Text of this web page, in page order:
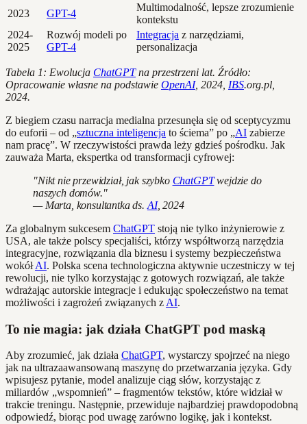
2023
GPT-4
Multimodalność, lepsze zrozumienie
kontekstu
2024-
2025
Rozwój modeli po
GPT-4
Integracja z narzędziami,
personalizacja
Tabela 1: Ewolucja ChatGPTna przestrzeni lat. Źródło:
Opracowanie własne na podstawie OpenAI, 2024, IBS.org.pl,
2024.
Z biegiem czasu narracja medialna przesunęła się od sceptycyzmu
do euforii – od „sztuczna inteligencja to ściema” po „AI zabierze
nam pracę”. W rzeczywistości prawda leży gdzieś pośrodku. Jak
zauważa Marta, ekspertka od transformacji cyfrowej:
"Nikt nie przewidział, jak szybko ChatGPTwejdzie do
naszych domów."
— Marta, konsultantka ds. AI, 2024
Za globalnym sukcesem ChatGPT stoją nie tylko inżynierowie z
USA, ale także polscy specjaliści, którzy współtworzą narzędzia
integracyjne, rozwiązania dla biznesu i systemy bezpieczeństwa
wokółAI. Polska scena technologiczna aktywnie uczestniczy w tej
rewolucji, nie tylko korzystając z gotowych rozwiązań, ale także
wdrażając autorskie integracje i edukując społeczeństwo na temat
możliwości i zagrożeń związanych z AI.
To nie magia: jak działa ChatGPT pod maską
Aby zrozumieć, jak działa ChatGPT, wystarczy spojrzeć na niego
jak na ultrazaawansowaną maszynę do przetwarzania języka. Gdy
wpisujesz pytanie, model analizuje ciąg słów, korzystając z
miliardów „wspomnień” – fragmentów tekstów, które widział w
trakcie treningu. Następnie, przewiduje najbardziej prawdopodobną
odpowiedź, biorąc pod uwagę zarówno logikę, jak i kontekst.